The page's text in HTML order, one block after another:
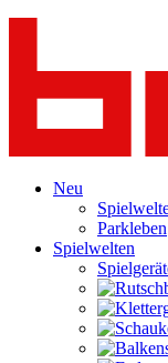
Neu
Parkleben
Spielwelten